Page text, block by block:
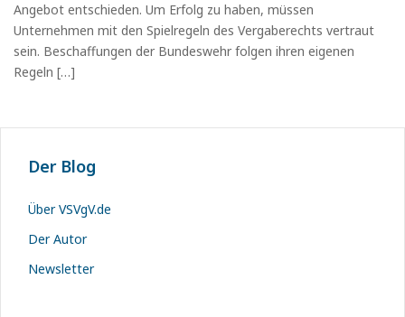
Angebot entschieden. Um Erfolg zu haben, müssen
Unternehmen mit den Spielregeln des Vergaberechts vertraut
sein. Beschaffungen der Bundeswehr folgen ihren eigenen
Regeln […]
Der Blog
Über VSVgV.de
Der Autor
Newsletter